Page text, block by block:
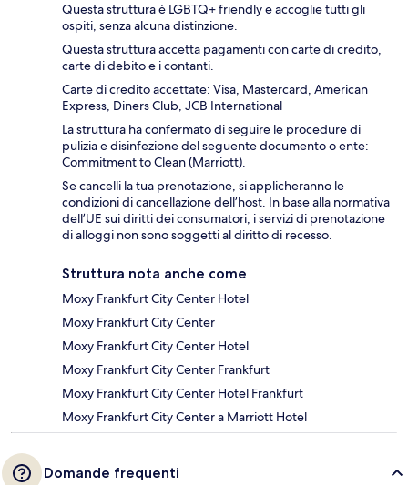
Questa struttura è LGBTQ+ friendly e accoglie tutti gli
ospiti, senza alcuna distinzione.
Questa struttura accetta pagamenti con carte di credito,
carte di debito e i contanti.
Carte di credito accettate: Visa, Mastercard, American
Express, Diners Club, JCB International
La struttura ha confermato di seguire le procedure di
pulizia e disinfezione del seguente documento o ente:
Commitment to Clean (Marriott).
Se cancelli la tua prenotazione, si applicheranno le
condizioni di cancellazione dell’host. In base alla normativa
dell’UE sui diritti dei consumatori, i servizi di prenotazione
di alloggi non sono soggetti al diritto di recesso.
Struttura nota anche come
Moxy Frankfurt City Center Hotel
Moxy Frankfurt City Center
Moxy Frankfurt City Center Hotel
Moxy Frankfurt City Center Frankfurt
Moxy Frankfurt City Center Hotel Frankfurt
Moxy Frankfurt City Center a Marriott Hotel
Domande frequenti